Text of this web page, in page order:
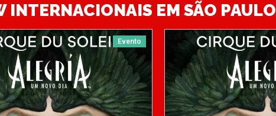
INTERNACIONAIS EM SÃO PAULO
Evento